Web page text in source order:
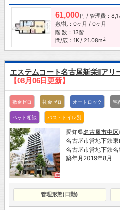
61,000 円 / 管理費：
敷/礼：0ヶ月 / 0ヶ月
階 数：13階
間/広：1K / 21.08m2
エステムコート名古屋新栄Ⅱアリ
【08月06日更新】
敷金ゼロ 礼金ゼロ オートロック 宅
ペット相談 バス・トイレ別
愛知県名古屋市中区
名古屋市営地下鉄
名古屋市営地下鉄
築年月2019年8月
管理形態(日勤)